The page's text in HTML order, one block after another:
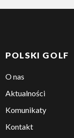
POLSKI GOLF
O nas
Aktualności
Komunikaty
Kontakt